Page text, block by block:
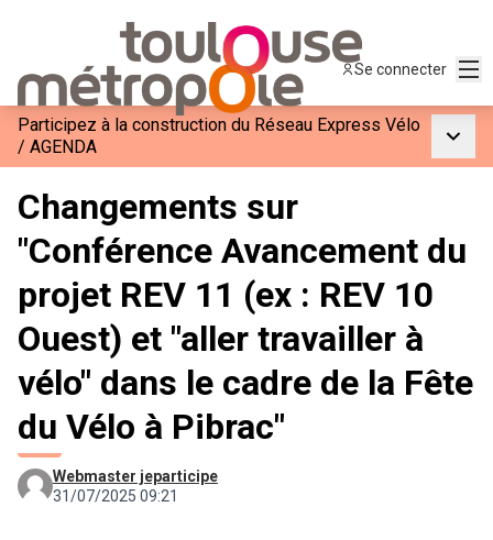
Se connecter
Participez à la construction du Réseau Express Vélo
/ AGENDA
Changements sur
"Conférence Avancement du
projet REV 11 (ex : REV 10
Ouest) et "aller travailler à
vélo" dans le cadre de la Fête
du Vélo à Pibrac"
Webmaster jeparticipe
31/07/2025 09:21